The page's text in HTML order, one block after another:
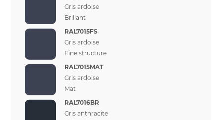
Gris ardoise
Brillant
RAL7015FS
Gris ardoise
Fine structure
RAL7015MAT
Gris ardoise
Mat
RAL7016BR
Gris anthracite